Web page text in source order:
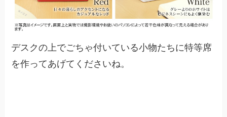
デスクの上でごちゃ付いている小物たちに特等席
を作ってあげてくださいね。